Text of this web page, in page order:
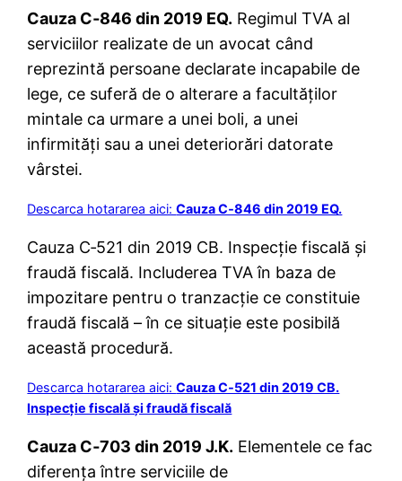
Cauza C‑846 din 2019 EQ. Regimul TVA al
serviciilor realizate de un avocat când
reprezintă persoane declarate incapabile de
lege, ce suferă de o alterare a facultăților
mintale ca urmare a unei boli, a unei
infirmități sau a unei deteriorări datorate
vârstei.
Descarca hotararea aici:Cauza C‑846 din 2019 EQ.
Cauza C‑521 din 2019 CB. Inspecție fiscală și
fraudă fiscală. Includerea TVA în baza de
impozitare pentru o tranzacție ce constituie
fraudă fiscală – în ce situație este posibilă
această procedură.
Descarca hotararea aici:Cauza C‑521 din 2019 CB.
Inspecție fiscală și fraudă fiscală
Cauza C‑703 din 2019 J.K. Elementele ce fac
diferența între serviciile de